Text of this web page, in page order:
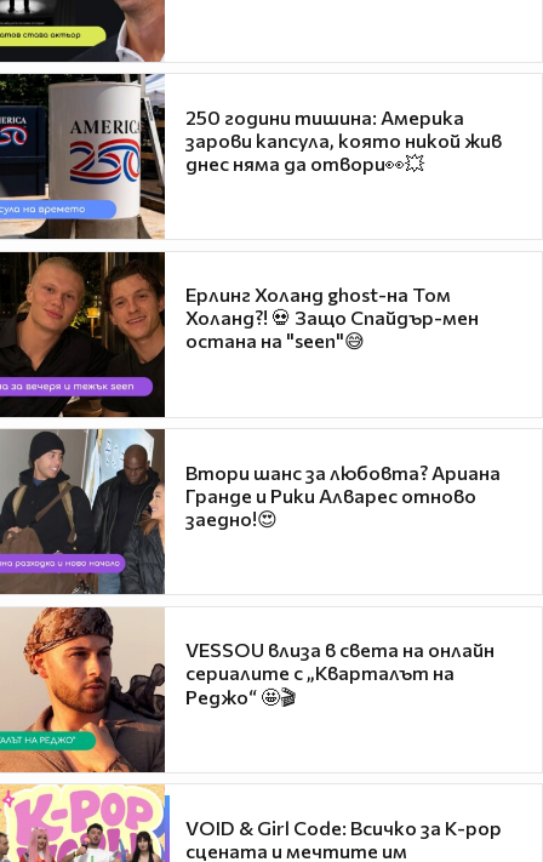
250 години тишина: Америка
зарови капсула, която никой жив
днес няма да отвори👀💥
Ерлинг Холанд ghost-на Том
Холанд?! 💀 Защо Спайдър-мен
остана на "seen"😅
Втори шанс за любовта? Ариана
Гранде и Рики Алварес отново
заедно!😍
VESSOU влиза в света на онлайн
сериалите с „Кварталът на
Реджо“ 🤩🎬
VOID & Girl Code: Всичко за K-pop
сцената и мечтите им